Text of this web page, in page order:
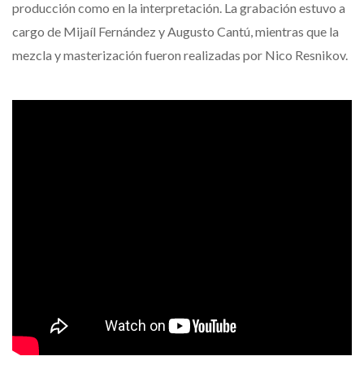
producción como en la interpretación. La grabación estuvo a
cargo de Mijaíl Fernández y Augusto Cantú, mientras que la
mezcla y masterización fueron realizadas por Nico Resnikov.